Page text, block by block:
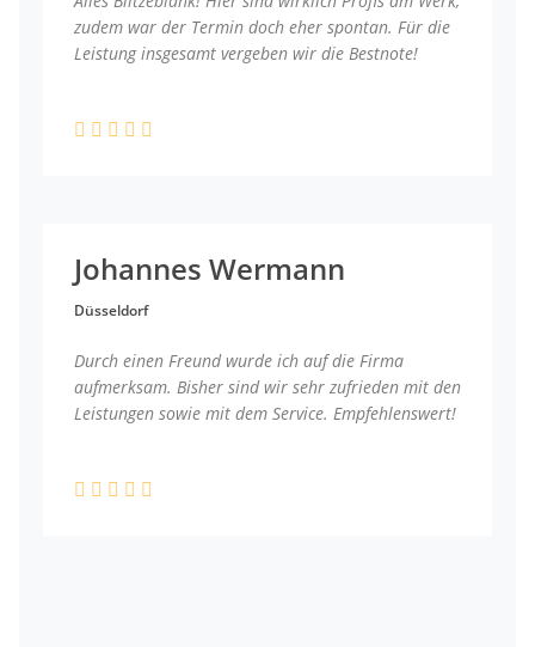
zudem war der Termin doch eher spontan. Für die
Leistung insgesamt vergeben wir die Bestnote!
Johannes Wermann
Düsseldorf
Durch einen Freund wurde ich auf die Firma
aufmerksam. Bisher sind wir sehr zufrieden mit den
Leistungen sowie mit dem Service. Empfehlenswert!